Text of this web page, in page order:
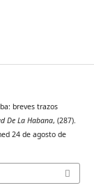
breves trazos
De La Habana, (287).
24 de agosto de